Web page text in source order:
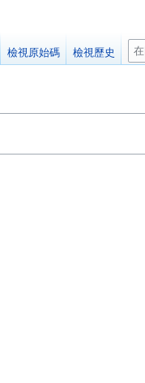
檢視原始碼 檢視歷史
搜
尋